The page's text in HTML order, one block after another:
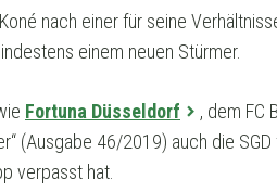
nach einer für seine
einem neuen Stürmer.
Fortuna Düsseldorf , dem FC
(Ausgabe 46/2019) auch die
verpasst hat.